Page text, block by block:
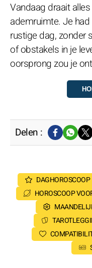
Vandaag draait
ademruimte. Je
rustige dag, zonder
of obstakels in je
oorsprong zou je
Delen :
DAGHOROSCOOP
HOROSCOOP